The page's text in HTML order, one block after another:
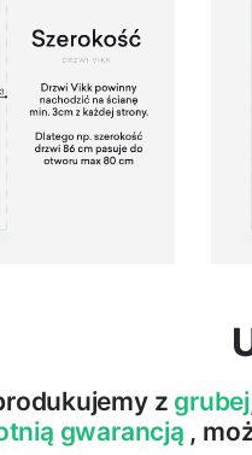
z grubej
gwarancją ,